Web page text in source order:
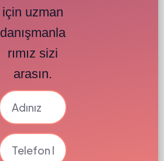
için uzman
danışmanla
rımız sizi
arasın.